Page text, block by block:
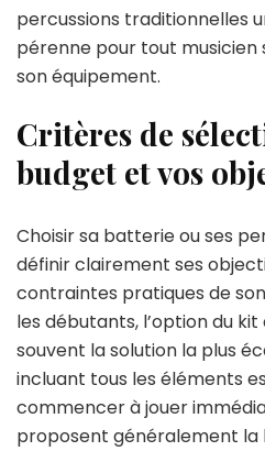
percussions traditionnelles
pérenne pour tout musicien
son équipement.
Critères de
budget et vos
Choisir sa batterie ou ses
définir clairement ses
contraintes pratiques de
les débutants, l’option du
souvent la solution la plus
incluant tous les éléments
commencer à jouer
proposent généralement